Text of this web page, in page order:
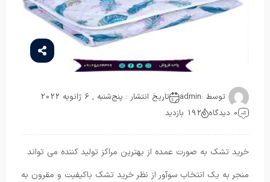
توسط :admin
تاریخ انتشار : پنج‌شنبه , 6 ژانویه 2022
0 دیدگاه
192 بازدید
خرید تشک به صورت عمده از بهترین مراکز تولید کننده می تواند
منجر به یک انتخاب سوآور از نظر خرید تشک باکیفیت و مقرون به